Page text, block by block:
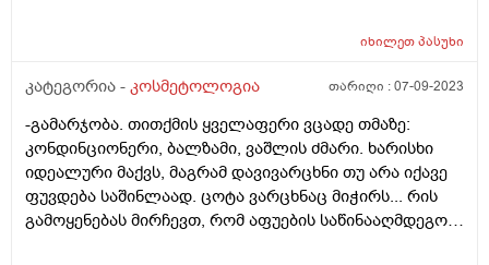
მიშლის მაგრამ მაინც ვერ ვეშვები. სისტემატიურად
ხანს მაინც არ წავიღო ხელი ტუჩისკენ მაგრამ ბოლოს
მოვუხერხო? როგორ მოვიცილო ის სქელი,უხეში კანი
ტუჩიდან ისე რომ მეორედ აღარ მქონდეს
მოსაცილებელი. ვისაც შევხედავ ყველას ისეთი ტუჩები
აქვთ ზუსტად ვიცი რომ არ იწიწკნიან. მე კიდევ
დამსკდარი,ზოგჯერ სისხლიანიც,ეშხში რომ შევალ
იხილეთპასუხი
კატეგორია - კოსმეტოლოგია თარიღი :07-09-2023
-გამარჯობა. თითქმის ყველაფერი ვცადე თმაზე:
კონდინციონერი, ბალზამი, ვაშლის ძმარი. ხარისხი
იდეალური მაქვს, მაგრამ დავივარცხნი თუ არა იქავე
ფუვდება საშინლაად. ცოტა ვარცხნაც მიჭირს... რის
გამოყენებას მირჩევთ, რომ აფუების საწინააღმდეგოდ